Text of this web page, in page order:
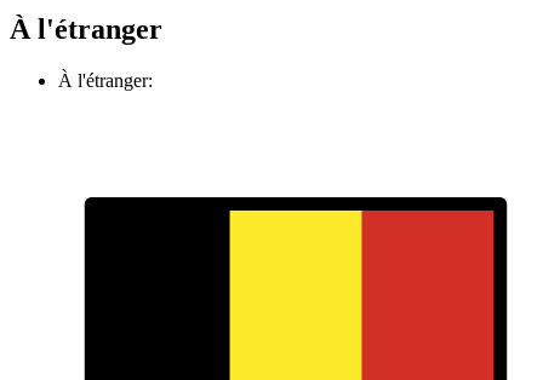
À l'étranger
À l'étranger: